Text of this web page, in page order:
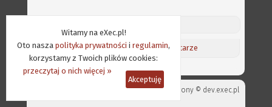
Witamy na eXec.pl!
Oto nasza polityka prywatności i regulamin,
korzystamy z Twoich plików cookies:
przeczytaj o nich więcej »
Akceptuję
Aktualności/Ostatnie komentarze
Projekt strony © dev.exec.pl